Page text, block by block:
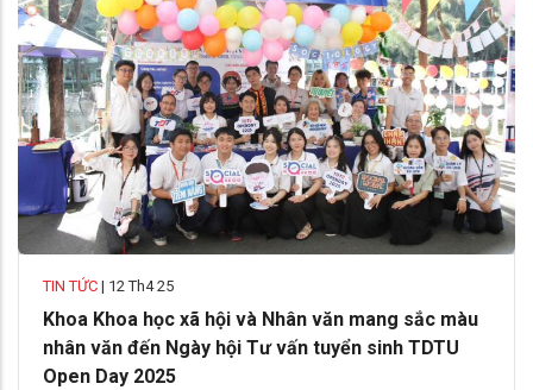
TIN TỨC | 12 Th4 25
Khoa Khoa học xã hội và Nhân văn mang sắc màu
nhân văn đến Ngày hội Tư vấn tuyển sinh TDTU
Open Day 2025